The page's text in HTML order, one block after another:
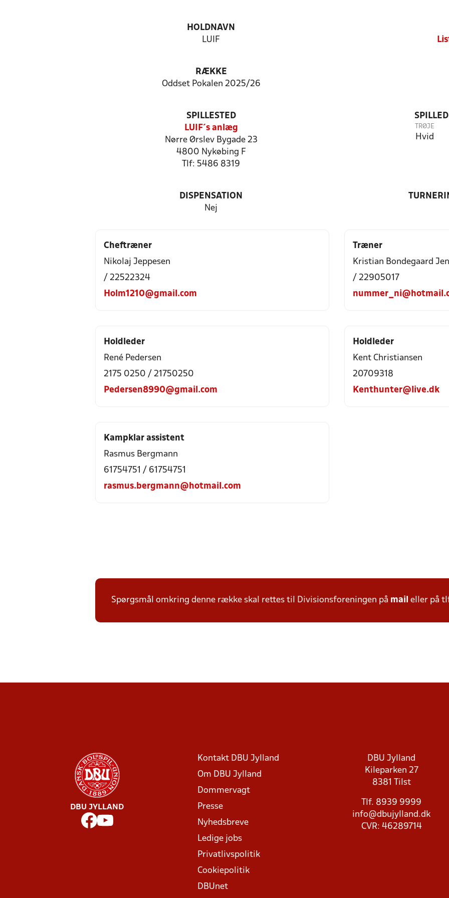
HOLDNAVN
LUIF
RÆKKE
Oddset Pokalen 2025/26
SPILLESTED
LUIF´s anlæg
Nørre Ørslev Bygade 23
4800 Nykøbing F
Tlf: 5486 8319
TRØJE
Hvid
DISPENSATION
Nej
Cheftræner
Nikolaj Jeppesen
/ 22522324
Holm1210@gmail.com
Træner
Kristian Bondegaard
/ 22905017
Holdleder
René Pedersen
2175 0250 / 21750250
Pedersen8990@gmail.com
Holdleder
Kent Christiansen
20709318
Kenthunter@live.dk
Kampklar assistent
Rasmus Bergmann
61754751 / 61754751
rasmus.bergmann@hotmail.com
Spørgsmål omkring denne række skal rettes til Divisionsforeningen på mail eller på
DBU JYLLAND
Kontakt DBU Jylland
Om DBU Jylland
Dommervagt
Presse
Nyhedsbreve
Ledige jobs
Privatlivspolitik
Cookiepolitik
DBUnet
DBU Jylland
Kileparken 27
8381 Tilst
Tlf. 8939 9999
info@dbujylland.dk
CVR: 46289714